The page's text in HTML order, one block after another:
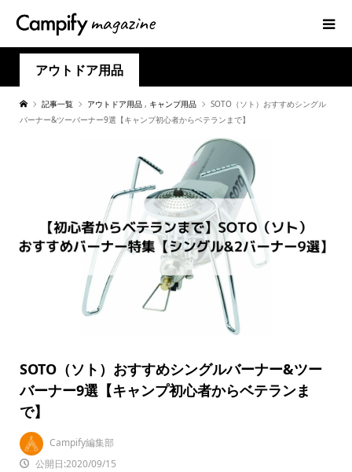
アウトドア用品
記事一覧 アウトドア用品 , キャンプ用品
SOTO（ソト）おすすめシングル
バーナー&ツーバーナー9選【キャンプ初心者からベテランまで】
SOTO（ソト）おすすめシングルバーナー&ツー
バーナー9選【キャンプ初心者からベテランま
で】
Campify編集部
公開日:2020/09/15